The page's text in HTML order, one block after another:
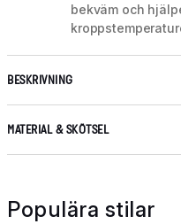
bekväm och
BESKRIVNING
MATERIAL & SKÖTSEL
Populära stilar